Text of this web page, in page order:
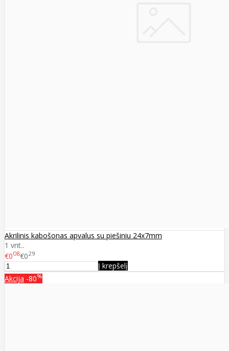
Akrilinis kabošonas apvalus su piešiniu 24x7mm
1 vnt..
€008€029
Į krepšelį
Akcija -80%